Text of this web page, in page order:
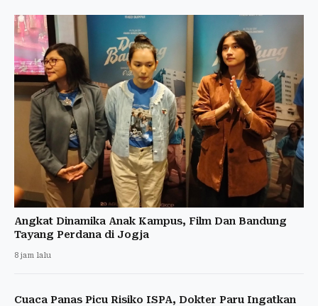
Angkat Dinamika Anak Kampus, Film Dan Bandung
Tayang Perdana di Jogja
8 jam lalu
Cuaca Panas Picu Risiko ISPA, Dokter Paru Ingatkan